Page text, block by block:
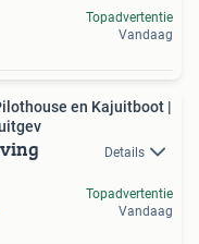
Topadvertentie
Vandaag
en Kajuitboot |
Details
Topadvertentie
Vandaag